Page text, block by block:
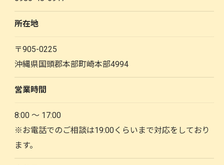
所在地
〒905-0225
沖縄県国頭郡本部町崎本部4994
営業時間
8:00 ～ 17:00
※お電話でのご相談は19:00くらいまで対応をしており
ます。